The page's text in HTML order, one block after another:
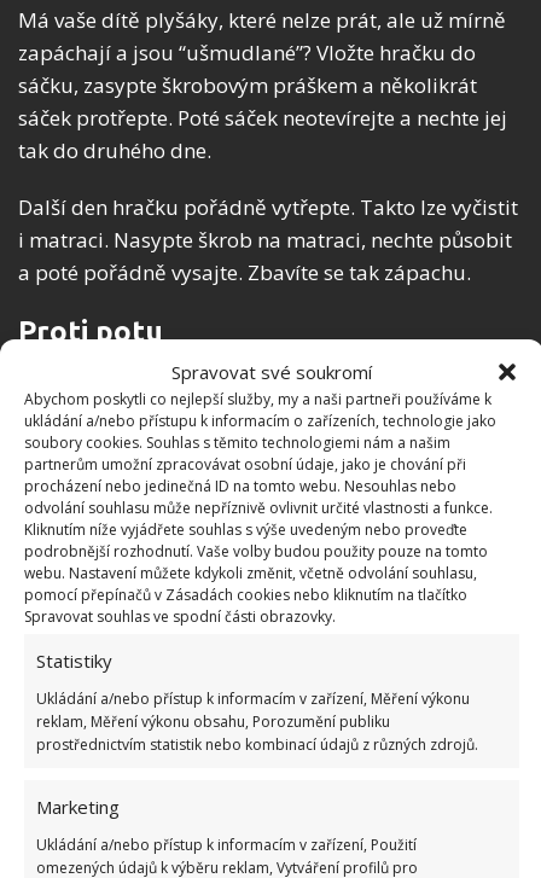
Spravovat své soukromí
Abychom poskytli co nejlepší služby, my a naši partneři používáme k
ukládání a/nebo přístupu k informacím o zařízeních, technologie jako
soubory cookies. Souhlas s těmito technologiemi nám a našim
partnerům umožní zpracovávat osobní údaje, jako je chování při
procházení nebo jedinečná ID na tomto webu. Nesouhlas nebo
odvolání souhlasu může nepříznivě ovlivnit určité vlastnosti a funkce.
Kliknutím níže vyjádřete souhlas s výše uvedeným nebo proveďte
podrobnější rozhodnutí. Vaše volby budou použity pouze na tomto
webu. Nastavení můžete kdykoli změnit, včetně odvolání souhlasu,
pomocí přepínačů v Zásadách cookies nebo kliknutím na tlačítko
Spravovat souhlas ve spodní části obrazovky.
Statistiky
Ukládání a/nebo přístup k informacím v zařízení, Měření výkonu
reklam, Měření výkonu obsahu, Porozumění publiku
prostřednictvím statistik nebo kombinací údajů z různých zdrojů.
Marketing
Ukládání a/nebo přístup k informacím v zařízení, Použití
omezených údajů k výběru reklam, Vytváření profilů pro
Má vaše dítě plyšáky, které nelze prát, ale už mírně
zapáchají a jsou “ušmudlané”? Vložte hračku do
sáčku, zasypte škrobovým práškem a několikrát
sáček protřepte. Poté sáček neotevírejte a nechte jej
tak do druhého dne.
Další den hračku pořádně vytřepte. Takto lze vyčistit
i matraci. Nasypte škrob na matraci, nechte působit
a poté pořádně vysajte. Zbavíte se tak zápachu.
Proti potu
Ať už je léto či zima, neustále se potíte? Jenže jak na
ten nezvladatelný pot, když nechcete používat
chemické deodoranty a antiperspiranty obsahující
aerosoly a jiné chemické sloučeniny? Můžete své
paže zasypat škrobem. Škrob je velmi účinný
bojovník proti pocení a následnému nevábnému
pachu.
Při jarním, ale i vánočním úklidu jistě uvítáte
levného a ekologického pomocníka, který vám
octu, škrobu a horké vody vytvořte směs, kterou
nastříkáte na skleněný předem umytý povrch. Nyní
bude stačit, když papírovou utěrkou nebo hadříkem